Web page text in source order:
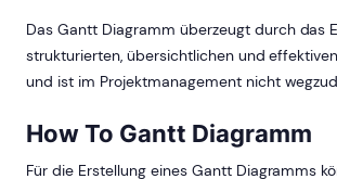
Das Gantt Diagramm überzeugt durch das
strukturierten, übersichtlichen und
und ist im Projektmanagement nicht
How To Gantt Diagramm
Für die Erstellung eines Gantt Diagramms